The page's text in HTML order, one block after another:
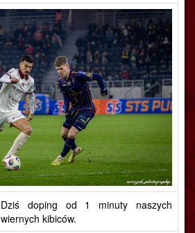
Dziś doping od 1 minuty naszych
wiernych kibiców.